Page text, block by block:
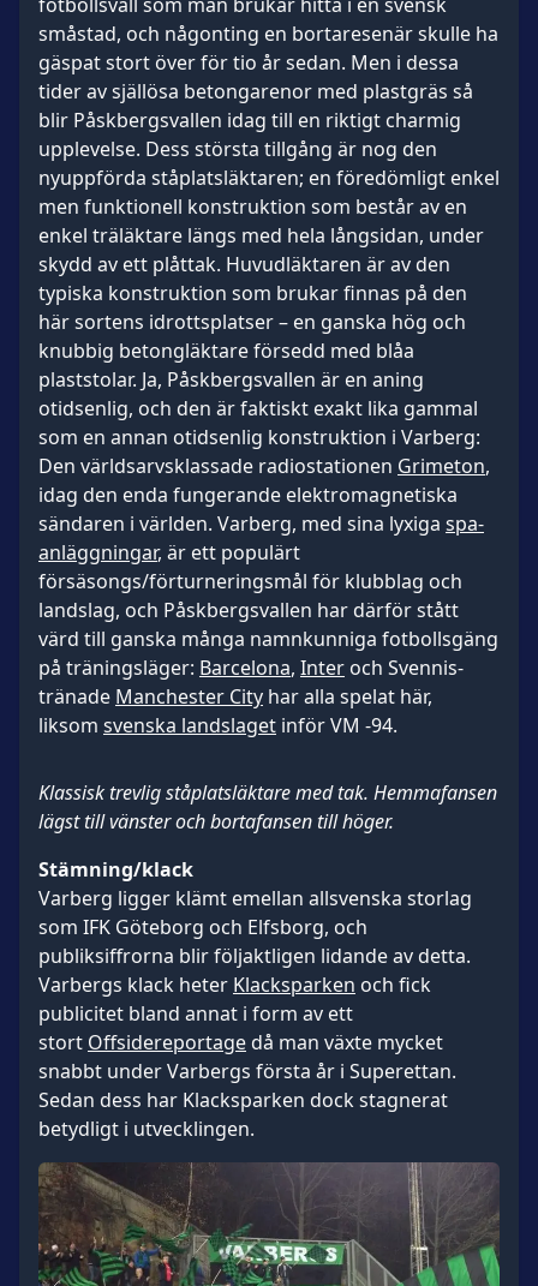
småstad, och någonting en bortaresenär skulle ha
gäspat stort över för tio år sedan. Men i dessa
tider av själlösa betongarenor med plastgräs så
blir Påskbergsvallen idag till en riktigt charmig
upplevelse. Dess största tillgång är nog den
nyuppförda ståplatsläktaren; en föredömligt enkel
men funktionell konstruktion som består av en
enkel träläktare längs med hela långsidan, under
skydd av ett plåttak. Huvudläktaren är av den
typiska konstruktion som brukar finnas på den
här sortens idrottsplatser – en ganska hög och
knubbig betongläktare försedd med blåa
plaststolar. Ja, Påskbergsvallen är en aning
otidsenlig, och den är faktiskt exakt lika gammal
som en annan otidsenlig konstruktion i Varberg:
Den världsarvsklassade radiostationen Grimeton,
idag den enda fungerande elektromagnetiska
sändaren i världen. Varberg, med sina lyxiga spa-
anläggningar, är ett populärt
försäsongs/förturneringsmål för klubblag och
landslag, och Påskbergsvallen har därför stått
värd till ganska många namnkunniga fotbollsgäng
på träningsläger: Barcelona, Inter och Svennis-
tränade Manchester City har alla spelat här,
liksom svenska landslaget inför VM -94.
Klassisk trevlig ståplatsläktare med tak. Hemmafansen
lägst till vänster och bortafansen till höger.
Stämning/klack
Varberg ligger klämt emellan allsvenska storlag
som IFK Göteborg och Elfsborg, och
publiksiffrorna blir följaktligen lidande av detta.
Varbergs klack heter Klacksparken och fick
publicitet bland annat i form av ett
stort Offsidereportagedå man växte mycket
snabbt under Varbergs första år i Superettan.
Sedan dess har Klacksparken dock stagnerat
betydligt i utvecklingen.